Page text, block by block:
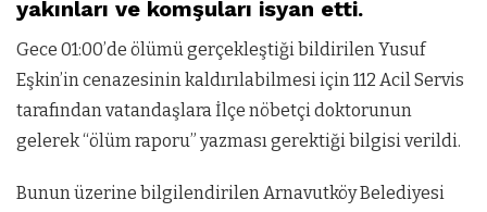
yakınları ve komşuları isyan etti.
Gece 01:00’de ölümü gerçekleştiği bildirilen Yusuf
Eşkin’in cenazesinin kaldırılabilmesi için 112 Acil Servis
tarafından vatandaşlara İlçe nöbetçi doktorunun
gelerek “ölüm raporu” yazması gerektiği bilgisi verildi.
Bunun üzerine bilgilendirilen Arnavutköy Belediyesi